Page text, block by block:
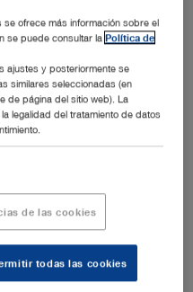
80 g
80000 rpm
ofrece más información sobre el
se puede consultar laPolítica de
ajustes y posteriormente se
similares seleccionadas (en
de página del sitio web). La
legalidad del tratamiento de datos
de las cookies
todas las cookies